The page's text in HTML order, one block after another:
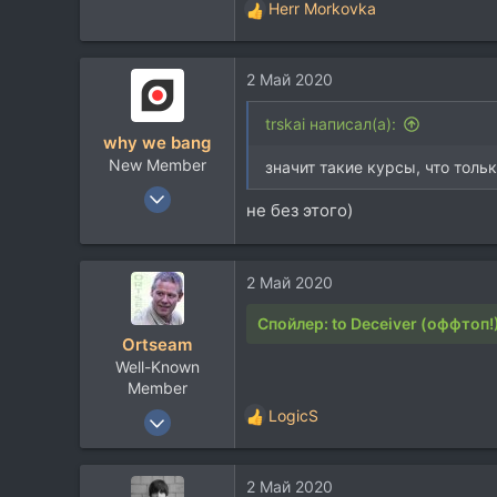
43
Р
е
к
ц
Herr Morkovka
why we bang
New Member
27 Окт 2017
6
2 Май 2020
trskai написал(а):
значит такие курсы, что
не без этого)
Ortseam
Well-Known
Member
28 Фев 2006
3.624
2 Май 2020
Спойлер: to Deceiver (оффтоп!)
Р
е
к
LogicS
2 Май 2020